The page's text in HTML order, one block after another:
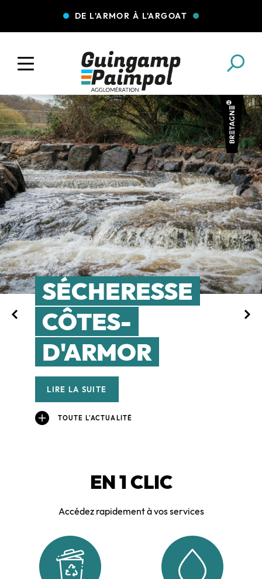
DE L'ARMOR À L'ARGOAT
COLLECTE DES DÉCHETS EAU ET ASSAINISSEMENT
ENFANCE JEUNESSE L'AGGLO' RECRUTE
ASSOCIATIONS PISCINES
SÉCHERESSE
CÔTES-
D'ARMOR
LIRE LA SUITE
TOUTE L'ACTUALITÉ
EN 1 CLIC
Accédez rapidement à vos services